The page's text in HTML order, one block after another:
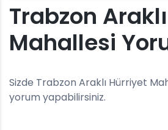
Trabzon
Mahallesi
Sizde Trabzon Araklı Hürriyet
yorum yapabilirsiniz.